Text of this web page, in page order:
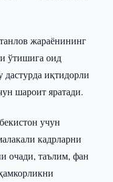
жараёнининг
ўтишига оид
дастурда иқтидорли
шароит яратади.
учун
кадрларни
очади, таълим, фан